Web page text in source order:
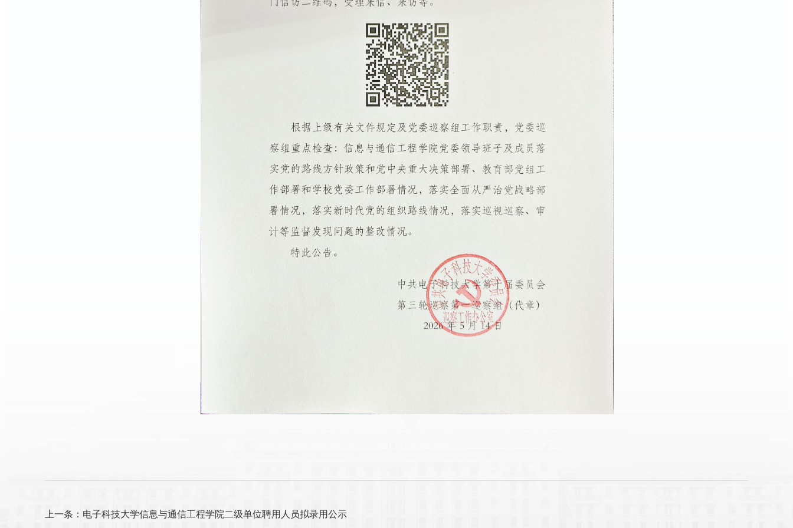
上一条：电子科技大学信息与通信工程学院二级单位聘用人员拟录用公示